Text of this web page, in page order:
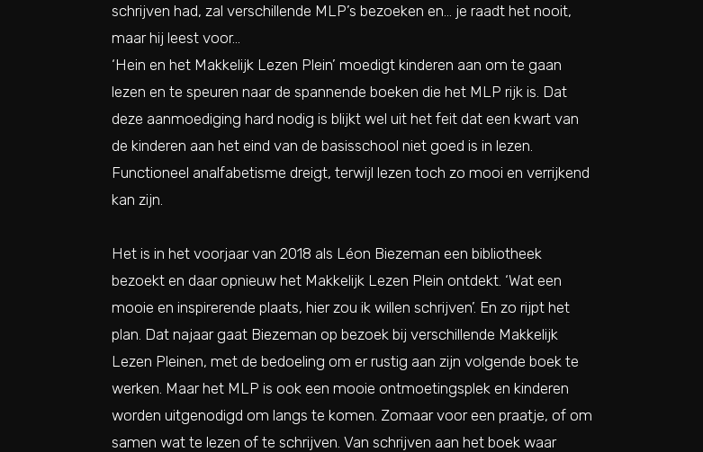
schrijven had, zal verschillende MLP’s bezoeken en… je raadt het nooit,
maar hij leest voor…
‘Hein en het Makkelijk Lezen Plein’ moedigt kinderen aan om te gaan
lezen en te speuren naar de spannende boeken die het MLP rijk is. Dat
deze aanmoediging hard nodig is blijkt wel uit het feit dat een kwart van
de kinderen aan het eind van de basisschool niet goed is in lezen.
Functioneel analfabetisme dreigt, terwijl lezen toch zo mooi en verrijkend
kan zijn.
Het is in het voorjaar van 2018 als Léon Biezeman een bibliotheek
bezoekt en daar opnieuw het Makkelijk Lezen Plein ontdekt. ‘Wat een
mooie en inspirerende plaats, hier zou ik willen schrijven’. En zo rijpt het
plan. Dat najaar gaat Biezeman op bezoek bij verschillende Makkelijk
Lezen Pleinen, met de bedoeling om er rustig aan zijn volgende boek te
werken. Maar het MLP is ook een mooie ontmoetingsplek en kinderen
worden uitgenodigd om langs te komen. Zomaar voor een praatje, of om
samen wat te lezen of te schrijven. Van schrijven aan het boek waar